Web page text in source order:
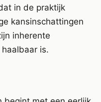
in de praktijk
kansinschattingen
inherente
is.